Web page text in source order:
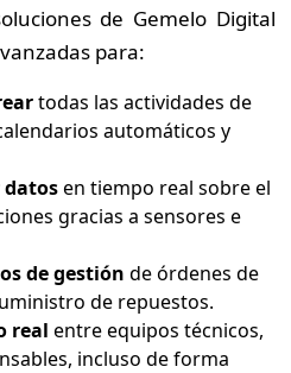
de Gemelo Digital
para:
todas las actividades de
automáticos y
datosen tiempo real sobre el
gracias a sensores e
de gestión de órdenes de
de repuestos.
real entre equipos técnicos,
incluso de forma